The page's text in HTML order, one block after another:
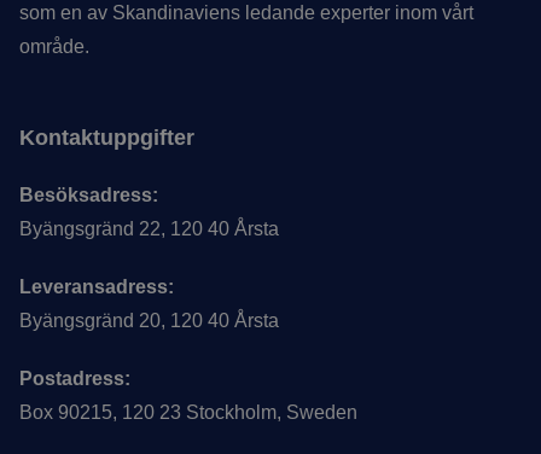
som en av Skandinaviens ledande experter inom vårt
område.
Kontaktuppgifter
Besöksadress:
Byängsgränd 22, 120 40 Årsta
Leveransadress:
Byängsgränd 20, 120 40 Årsta
Postadress:
Box 90215, 120 23 Stockholm, Sweden